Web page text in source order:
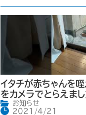
イタチが赤ちゃんを
をカメラでとらえまし
お知らせ
2021/4/21